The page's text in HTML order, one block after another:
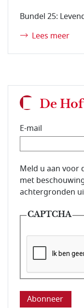
Bundel 25:
Lees meer
De
E-mail
E-mailadres van
Meld u aan voor
met
achtergronden
CAPTCHA
Deze vraag is